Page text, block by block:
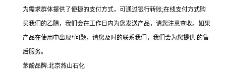
为需求群体提供了便捷的支付方式，可通过银行转账;在线支付方式购
买我们的乙腈，我们会在工作日内为您发送产品，请您注意查收。如果
产品在使用中出现*问题，请您及时的联系我们，我们会为您提供 的售
后服务。
苯酚品牌:北京燕山石化